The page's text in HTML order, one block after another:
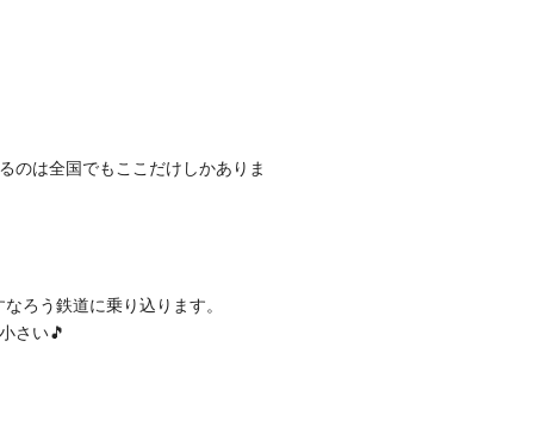
のは全国でもこ こだけしかありま
ろう鉄道に乗り込ります。
さい🎵